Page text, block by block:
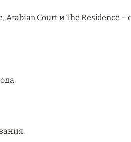
Arabian Court и The Residence –